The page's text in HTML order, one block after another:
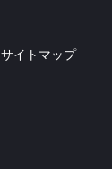
サイトマップ